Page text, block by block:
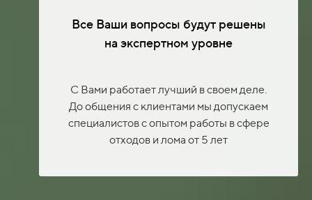
Все Ваши вопросы будут решены
на экспертном уровне
С Вами работает лучший в своем деле.
До общения с клиентами мы допускаем
специалистов с опытом работы в сфере
отходов и лома от 5 лет